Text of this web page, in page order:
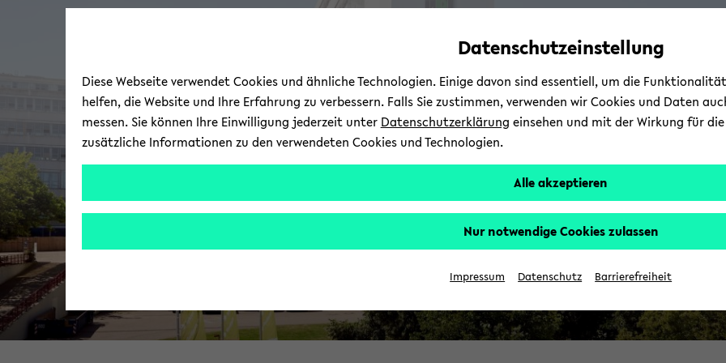
Automatische
vermeiden
zum
wechseln
zum
wechseln
zum
wechseln
Datenschutzeinstellung
Diese Webseite verwendet Cookies und ähnliche Technologien. Einige davon sind essentiell, um die
helfen, die Website und Ihre Erfahrung zu verbessern. Falls Sie zustimmen, verwenden wir Cookies und Daten
messen. Sie können Ihre Einwilligung jederzeit unter Datenschutzerklärung einsehen und mit der Wirkung für
zusätzliche Informationen zu den verwendeten Cookies und Technologien.
Alle akzeptieren
Nur notwendige Cookies zulassen
Impressum Datenschutz Barrierefreiheit